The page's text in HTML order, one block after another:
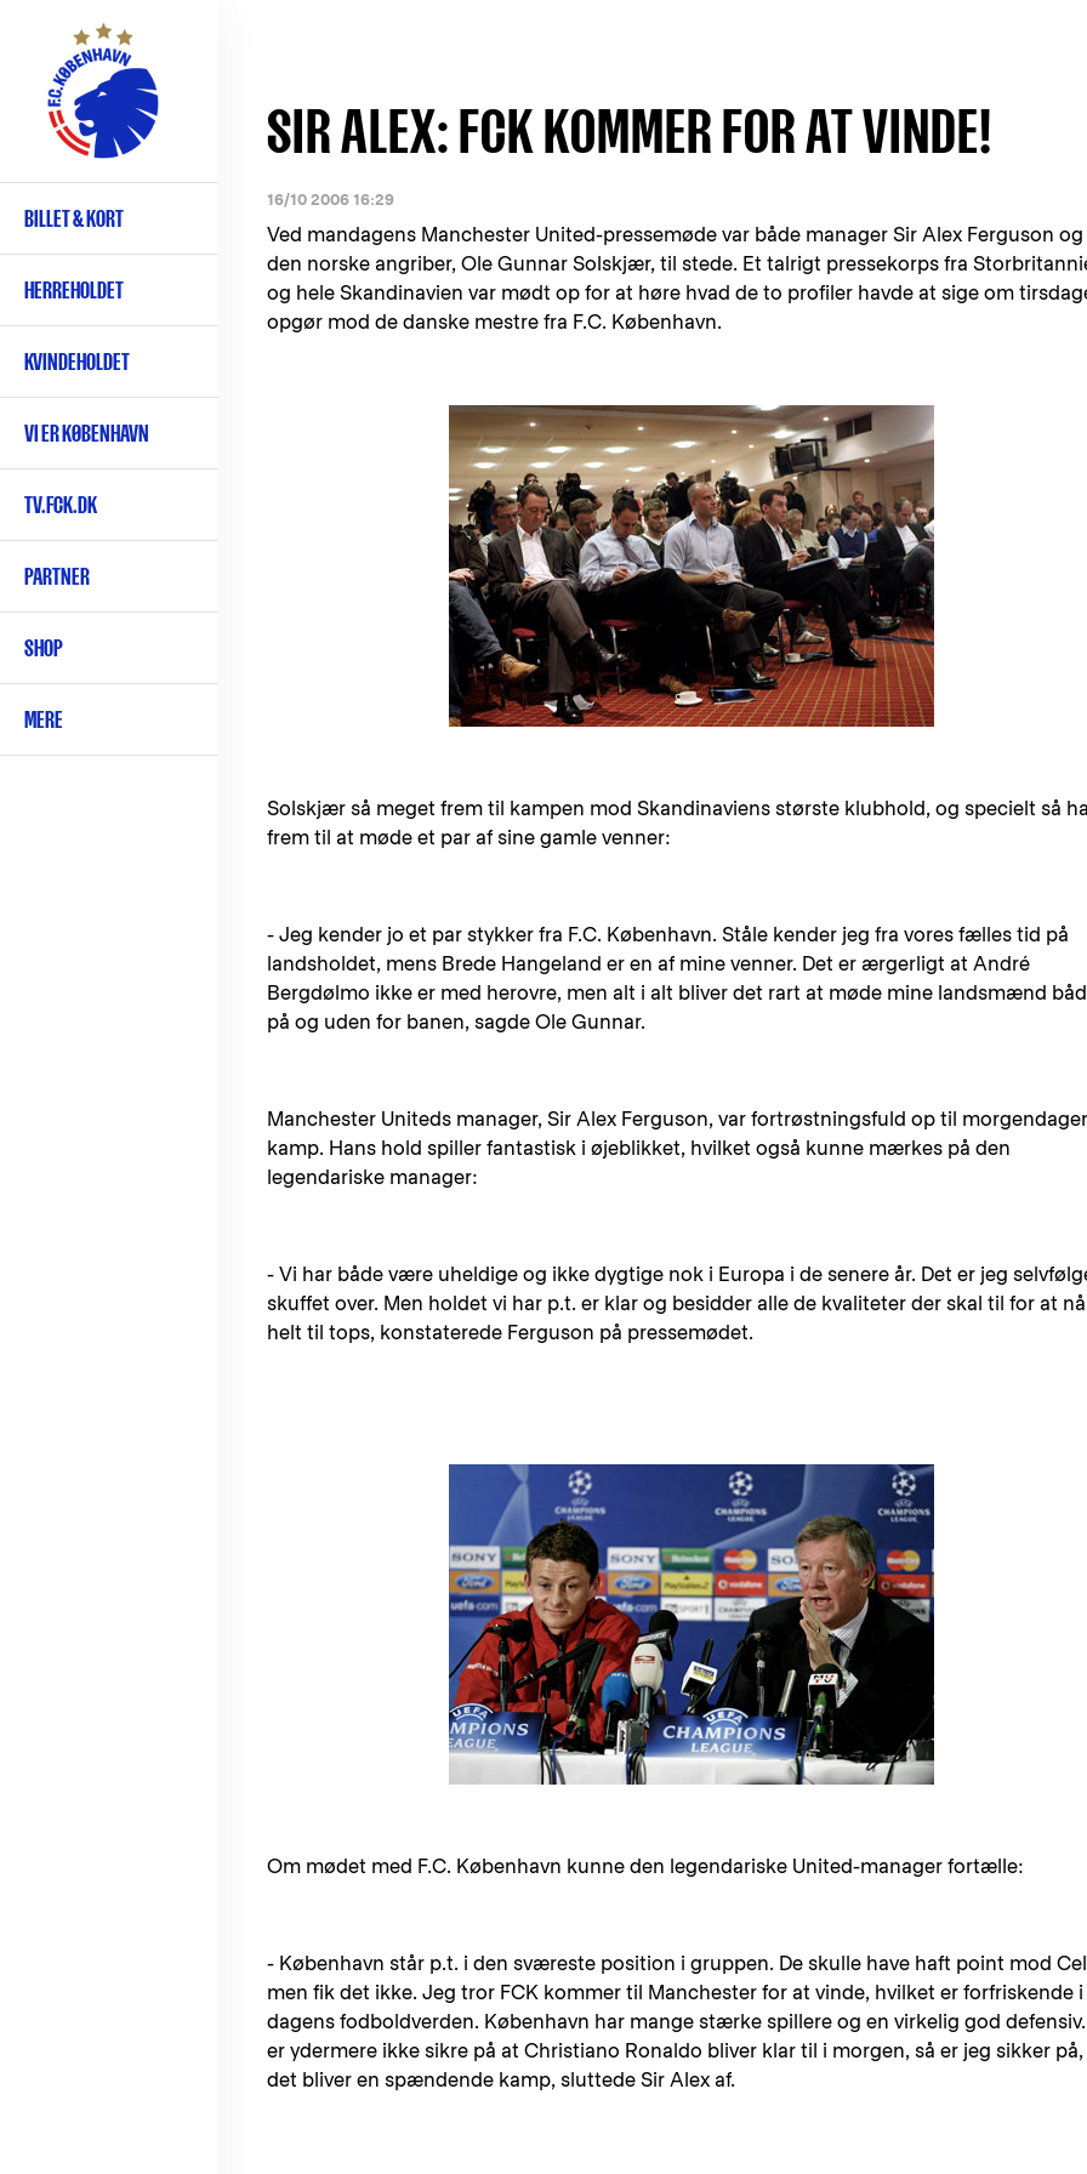
hovedindhold
Primær
navigation
BILLET & KORT
HERREHOLDET
KVINDEHOLDET
VI ER KØBENHAVN
TV.FCK.DK
PARTNER
SHOP
MERE
SIR ALEX: FCK KOMMER FOR AT VINDE!
16/10 2006 16:29
Ved mandagens Manchester United-pressemøde var både manager Sir Alex Ferguson og
den norske angriber, Ole Gunnar Solskjær, til stede. Et talrigt pressekorps fra
og hele Skandinavien var mødt op for at høre hvad de to profiler havde at sige om
opgør mod de danske mestre fra F.C. København.
Solskjær så meget frem til kampen mod Skandinaviens største klubhold, og specielt så
frem til at møde et par af sine gamle venner:
- Jeg kender jo et par stykker fra F.C. København. Ståle kender jeg fra vores fælles tid på
landsholdet, mens Brede Hangeland er en af mine venner. Det er ærgerligt at André
Bergdølmo ikke er med herovre, men alt i alt bliver det rart at møde mine landsmænd
på og uden for banen, sagde Ole Gunnar.
Manchester Uniteds manager, Sir Alex Ferguson, var fortrøstningsfuld op til
kamp. Hans hold spiller fantastisk i øjeblikket, hvilket også kunne mærkes på den
legendariske manager:
- Vi har både være uheldige og ikke dygtige nok i Europa i de senere år. Det er jeg
skuffet over. Men holdet vi har p.t. er klar og besidder alle de kvaliteter der skal til for at nå
helt til tops, konstaterede Ferguson på pressemødet.
Om mødet med F.C. København kunne den legendariske United-manager fortælle:
- København står p.t. i den sværeste position i gruppen. De skulle have haft point mod
men fik det ikke. Jeg tror FCK kommer til Manchester for at vinde, hvilket er forfriskende i
dagens fodboldverden. København har mange stærke spillere og en virkelig god
er ydermere ikke sikre på at Christiano Ronaldo bliver klar til i morgen, så er jeg sikker
det bliver en spændende kamp, sluttede Sir Alex af.